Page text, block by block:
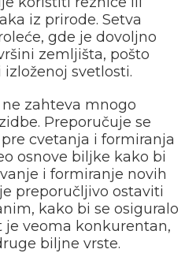
iz prirode. Setva
gde je dovoljno
zemljišta, pošto
svetlosti.
zahteva mnogo
Preporučuje se
cvetanja i formiranja
osnove biljke kako bi
i formiranje novih
preporučljivo ostaviti
kako bi se osiguralo
je veoma konkurentan,
biljne vrste.